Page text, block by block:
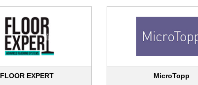
FLOOR EXPERT MicroTopp